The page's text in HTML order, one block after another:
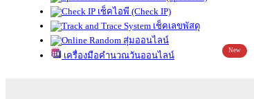
เช็คไอพี (Check IP)
เช็คเลขพัสดุ
สุ่มออนไลน์
เครื่องมือคำนวณวันออนไลน์
New